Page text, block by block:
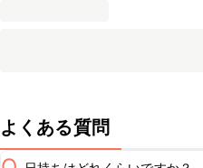
よくある質問